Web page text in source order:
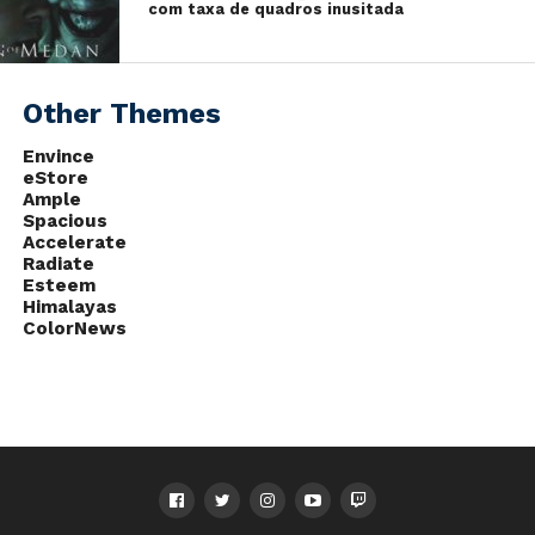
espere uma variedade de pacotes
de DLC gratuitos para começar a
monte de coisas legais que ‘
mundo do futuro sombrio.”
Em The Witcher 3, as DLCs gratuitas adicionaram
com taxa de quadros inusitada
Other Themes
Envince
eStore
Ample
Spacious
Accelerate
Radiate
Esteem
Himalayas
ColorNews